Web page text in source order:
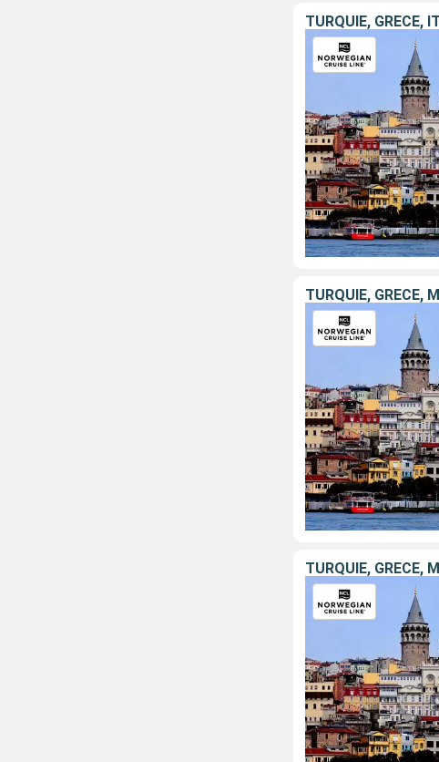
TURQUIE, GRÈCE,
TURQUIE, GRÈCE,
TURQUIE, GRÈCE,